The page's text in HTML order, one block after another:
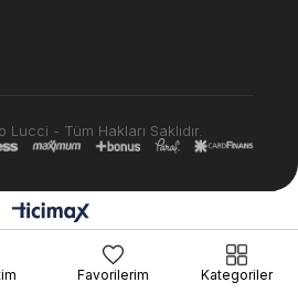
- Tüm Hakları Saklıdır.
Favorilerim Kategoriler